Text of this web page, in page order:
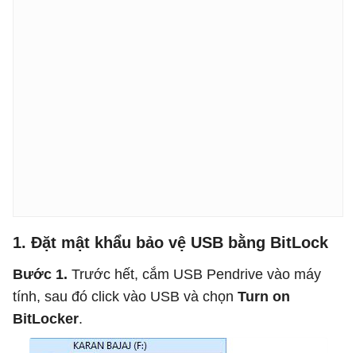
1. Đặt mật khẩu bảo vệ USB bằng BitLock
Bước 1. Trước hết, cắm USB Pendrive vào máy
tính, sau đó click vào USB và chọn Turn on
BitLocker.